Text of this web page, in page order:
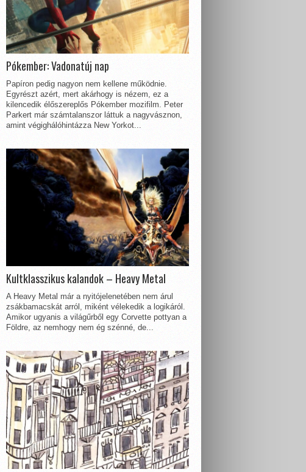
Pókember: Vadonatúj nap
Papíron pedig nagyon nem kellene működnie.
Egyrészt azért, mert akárhogy is nézem, ez a
kilencedik élőszereplős Pókember mozifilm. Peter
Parkert már számtalanszor láttuk a nagyvásznon,
amint végighálóhintázza New Yorkot...
Kultklasszikus kalandok – Heavy Metal
A Heavy Metal már a nyitójelenetében nem árul
zsákbamacskát arról, miként vélekedik a logikáról.
Amikor ugyanis a világűrből egy Corvette pottyan a
Földre, az nemhogy nem ég szénné, de...